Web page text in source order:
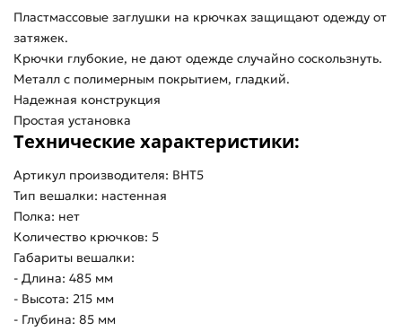
Пластмассовые заглушки на крючках защищают одежду от
затяжек.
Крючки глубокие, не дают одежде случайно соскользнуть.
Металл с полимерным покрытием, гладкий.
Надежная конструкция
Простая установка
Технические характеристики:
Артикул производителя: ВНТ5
Тип вешалки: настенная
Полка: нет
Количество крючков: 5
Габариты вешалки:
- Длина: 485 мм
- Высота: 215 мм
- Глубина: 85 мм